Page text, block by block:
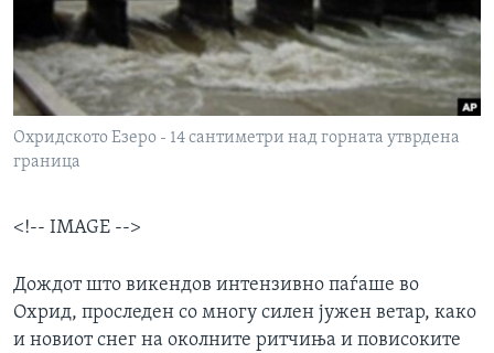
ИНТЕРВЈУА
Јазици
Охридското Езеро - 14 сантиметри над горната утврдена
граница
<!-- IMAGE -->
Дождот што викендов интензивно паѓаше во
Охрид, проследен со многу силен јужен ветар, како
и новиот снег на околните ритчиња и повисоките